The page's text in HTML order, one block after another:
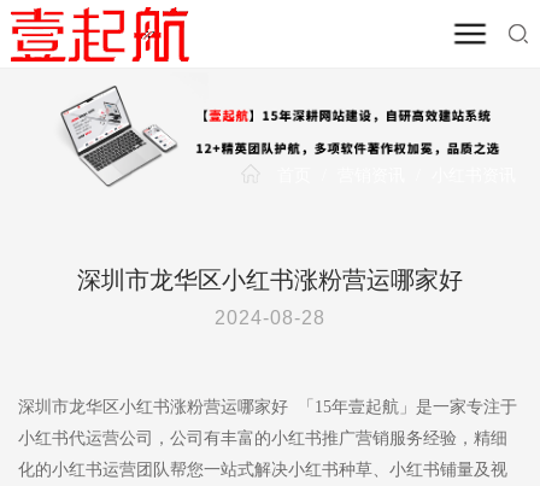
深圳市龙华区小红书涨粉营运哪家好
2024-08-28
深圳市龙华区小红书涨粉营运哪家好 「15年壹起航」是一家专注于
小红书代运营公司，公司有丰富的小红书推广营销服务经验，精细
化的小红书运营团队帮您一站式解决小红书种草、小红书铺量及视